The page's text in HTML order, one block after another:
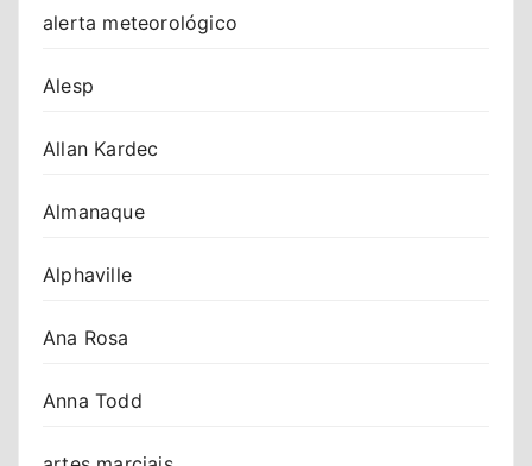
alerta meteorológico
Alesp
Allan Kardec
Almanaque
Alphaville
Ana Rosa
Anna Todd